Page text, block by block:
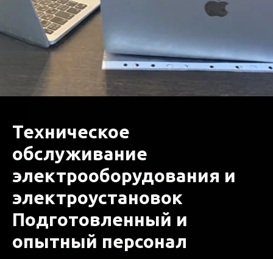
Техническое
обслуживание
электрооборудования и
электроустановок
Подготовленный и
опытный персонал